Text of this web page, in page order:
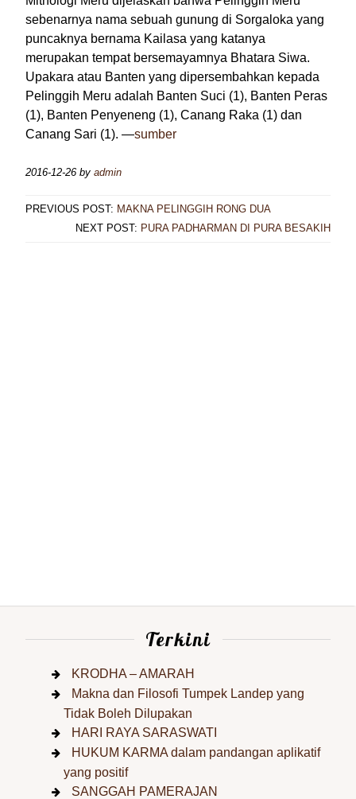
sebenarnya nama sebuah gunung di Sorgaloka yang
puncaknya bernama Kailasa yang katanya
merupakan tempat bersemayamnya Bhatara Siwa.
Upakara atau Banten yang dipersembahkan kepada
Pelinggih Meru adalah Banten Suci (1), Banten Peras
(1), Banten Penyeneng (1), Canang Raka (1) dan
Canang Sari (1). —sumber
2016-12-26 by admin
PREVIOUS POST: MAKNA PELINGGIH RONG DUA
NEXT POST: PURA PADHARMAN DI PURA BESAKIH
Terkini
KRODHA – AMARAH
Makna dan Filosofi Tumpek Landep yang
Tidak Boleh Dilupakan
HARI RAYA SARASWATI
HUKUM KARMA dalam pandangan aplikatif
yang positif
SANGGAH PAMERAJAN